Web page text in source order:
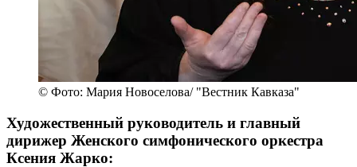
© Фото: Мария Новоселова/ "Вестник Кавказа"
Художественный руководитель и главный
дирижер Женского симфонического оркестра
Ксения Жарко: